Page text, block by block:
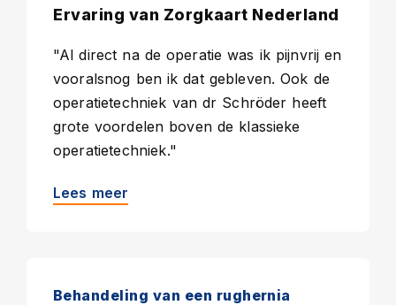
Ervaring van Zorgkaart Nederland
"Al direct na de operatie was ik pijnvrij en
vooralsnog ben ik dat gebleven. Ook de
operatietechniek van dr Schröder heeft
grote voordelen boven de klassieke
operatietechniek."
Lees meer
Behandeling van een rughernia